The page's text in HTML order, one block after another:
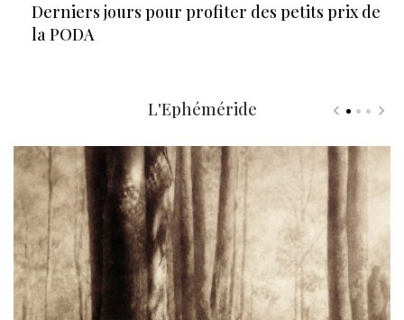
Derniers jours pour profiter des petits prix de
la PODA
L'Ephéméride